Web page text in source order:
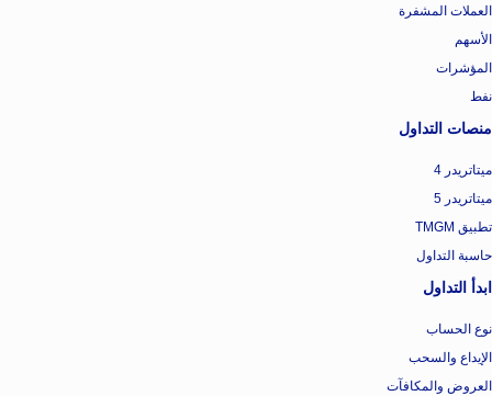
العملات المشفرة
الأسهم
المؤشرات
نفط
منصات التداول
ميتاتريدر 4
ميتاتريدر 5
تطبيق TMGM
حاسبة التداول
ابدأ التداول
نوع الحساب
الإيداع والسحب
العروض والمكافآت